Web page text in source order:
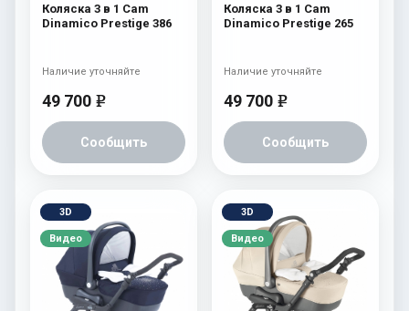
Коляска 3 в 1 Cam
Dinamico Prestige 386
49 700 e
Сообщить
Наличие уточняйте
Коляска 3 в 1 Cam
Dinamico Prestige 265
49 700 e
Сообщить
Наличие уточняйте
3D
Видео
3D
Видео